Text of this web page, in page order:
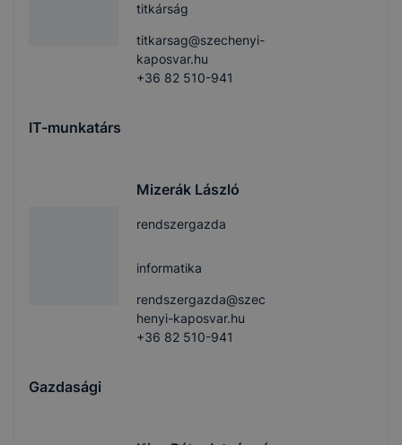
titkárság
titkarsag@szechenyi-
kaposvar.hu
+36 82 510-941
IT-munkatárs
Mizerák László
rendszergazda
informatika
rendszergazda@szec
henyi-kaposvar.hu
+36 82 510-941
Gazdasági